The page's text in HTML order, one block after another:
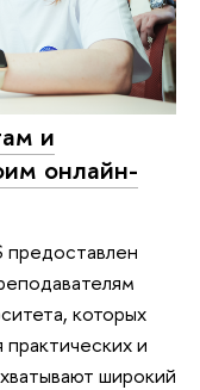
и
онлайн-
предоставлен
которых
и
широкий